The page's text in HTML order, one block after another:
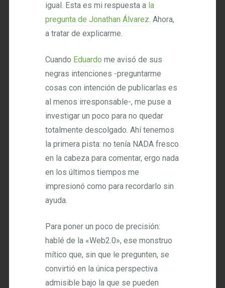
igual. Esta es mi respuesta a la
pregunta de Jonathan Álvarez. Ahora,
a tratar de explicarme.
Cuando Eduardo me avisó de sus
negras intenciones -preguntarme
cosas con intención de publicarlas es
al menos irresponsable-, me puse a
investigar un poco para no quedar
totalmente descolgado. Ahí tenemos
la primera pista: no tenía NADA fresco
en la cabeza para comentar, ergo nada
en los últimos tiempos me
impresionó como para recordarlo sin
ayuda.
Para poner un poco de precisión:
hablé de la «Web2.0», ese monstruo
mítico que, sin que le pregunten, se
convirtió en la única perspectiva
admisible bajo la que se pueden